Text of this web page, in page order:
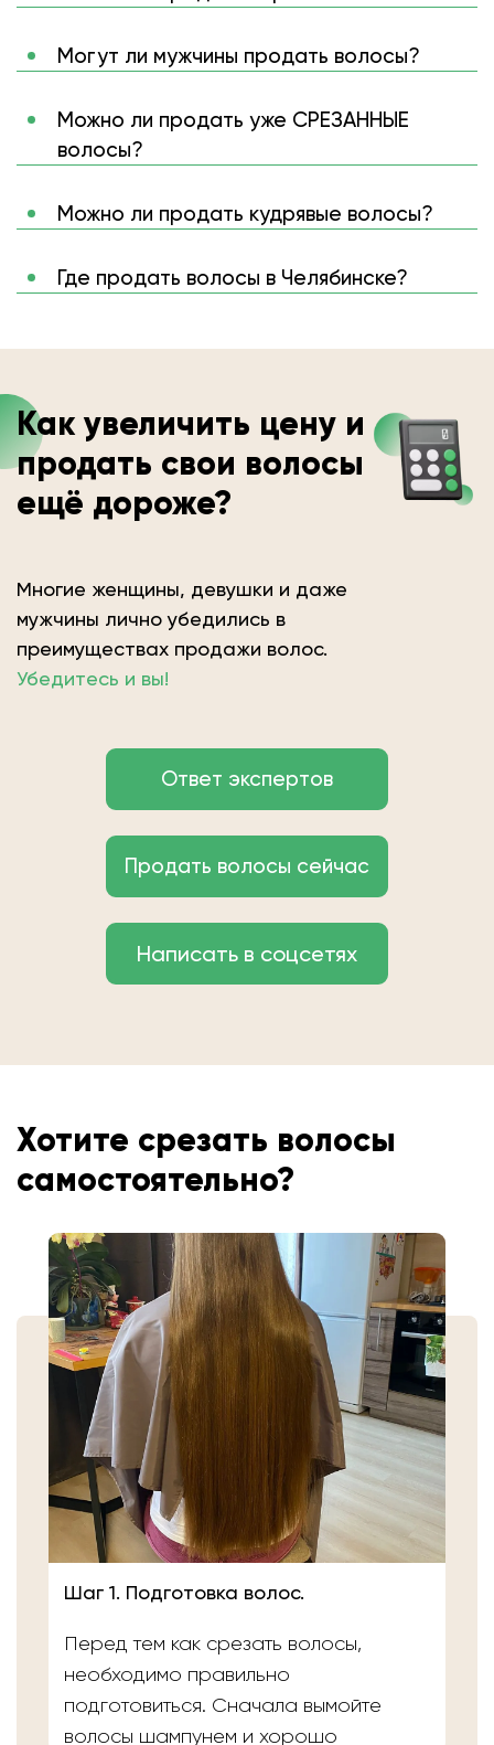
Могут ли мужчины продать волосы?
Можно ли продать уже СРЕЗАННЫЕ
волосы?
Можно ли продать кудрявые волосы?
Где продать волосы в Челябинске?
Как увеличить цену и
продать свои волосы
ещё дороже?
Многие женщины, девушки и даже
мужчины лично убедились в
преимуществах продажи волос.
Убедитесь и вы!
Ответ экспертов
Продать волосы сейчас
Написать в соцсетях
Хотите срезать волосы
самостоятельно?
Шаг 1. Подготовка волос.
Перед тем как срезать волосы,
необходимо правильно
подготовиться. Сначала вымойте
волосы шампунем и хорошо